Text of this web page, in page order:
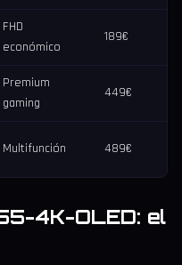
FHD
económico
189€
Premium
gaming
449€
Multifunción 489€
4K-OLED: el